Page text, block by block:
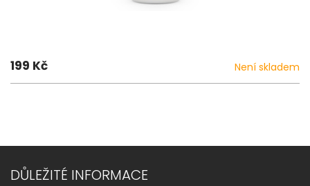
199 Kč Není skladem
DŮLEŽITÉ INFORMACE